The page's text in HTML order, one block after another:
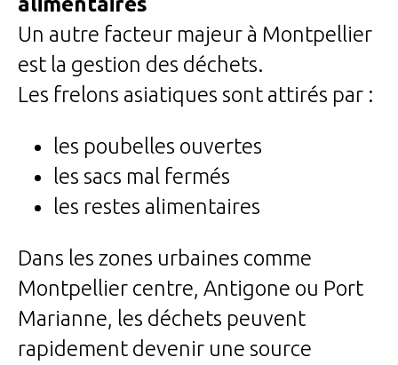
Un autre facteur majeur à Montpellier
est la gestion des déchets.
Les frelons asiatiques sont attirés par :
les poubelles ouvertes
les sacs mal fermés
les restes alimentaires
Dans les zones urbaines comme
Montpellier centre, Antigone ou Port
Marianne, les déchets peuvent
rapidement devenir une source